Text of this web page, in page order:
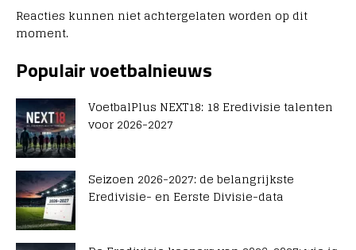
Reacties kunnen niet achtergelaten worden op dit
moment.
Populair voetbalnieuws
VoetbalPlus NEXT18: 18 Eredivisie talenten
voor 2026-2027
Seizoen 2026-2027: de belangrijkste
Eredivisie- en Eerste Divisie-data